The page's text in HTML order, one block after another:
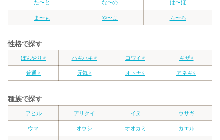
た〜と な〜の は〜ほ
ま〜も や〜よ ら〜ろ
性格で探す
ぼんやり♂ ハキハキ♂ コワイ♂ キザ♂
普通♀ 元気♀ オトナ♀ アネキ♀
種族で探す
アヒル アリクイ イヌ ウサギ
ウマ オウシ オオカミ カエル